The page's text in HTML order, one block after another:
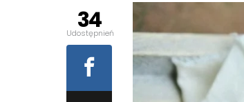
34
Udostępnień